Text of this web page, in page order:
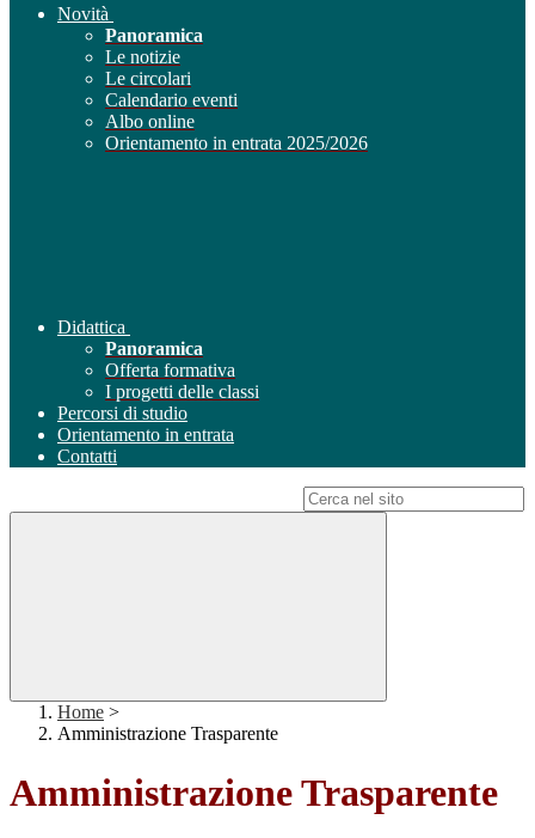
Novità
Panoramica
Le notizie
Le circolari
Calendario eventi
Albo online
Orientamento in entrata 2025/2026
Didattica
Panoramica
Offerta formativa
I progetti delle classi
Percorsi di studio
Orientamento in entrata
Contatti
Home >
Amministrazione Trasparente
Amministrazione Trasparente